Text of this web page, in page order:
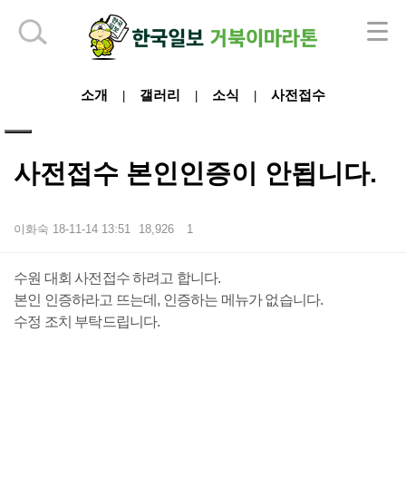
소개 갤러리 소식 사전접수
사전접수 본인인증이 안됩니다.
이화숙 18-11-14 13:51 18,926 1
본문
수원 대회 사전접수 하려고 합니다.
본인 인증하라고 뜨는데, 인증하는 메뉴가 없습니다.
수정 조치 부탁드립니다.
하단 영역